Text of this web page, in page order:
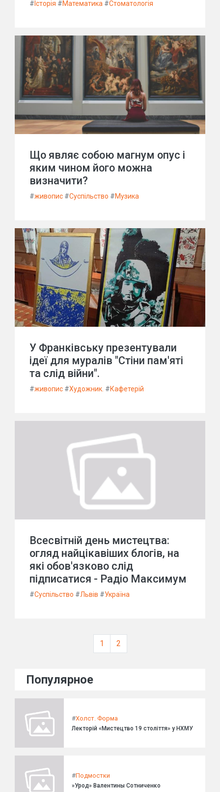
# Історія #Математика #Стоматологія
Що являє собою магнум опус і
яким чином його можна
визначити?
#живопис #Суспільство #Музика
У Франківську презентували
ідеї для муралів "Стіни пам'яті
та слід війни".
#живопис #Художник. #Кафетерій
Всесвітній день мистецтва:
огляд найцікавіших блогів, на
які обов'язково слід
підписатися - Радіо Максимум
#Суспільство #Львів #Україна
1 2
Популярное
#Холст. Форма
Лекторій «Мистецтво 19 століття» у НХМУ
#Подмостки
»Урод» Валентины Сотниченко